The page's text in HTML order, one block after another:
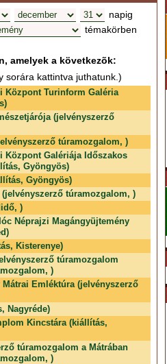
napig
témakörben
amelyek a következõk:
sorára kattintva juthatunk.)
Központ Turinform Galéria
(jelvényszerző
túramozgalom, )
Központ Galériája Időszakos
Gyöngyös)
Gyöngyös)
túramozgalom, )
)
Néprajzi Magángyüjtemény
Kisterenye)
túramozgalom
)
Emléktúra (jelvényszerző
Nagyréde)
Kincstára (kiállítás,
túramozgalom a Mátrában
)